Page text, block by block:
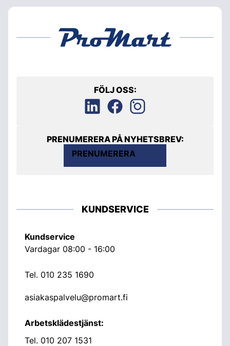
FÖLJ OSS:
PRENUMERERA PÅ NYHETSBREV:
PRENUMERERA
KUNDSERVICE
Kundservice
Vardagar 08:00 - 16:00
Tel. 010 235 1690
asiakaspalvelu@promart.fi
Arbetsklädestjänst:
Tel. 010 207 1531